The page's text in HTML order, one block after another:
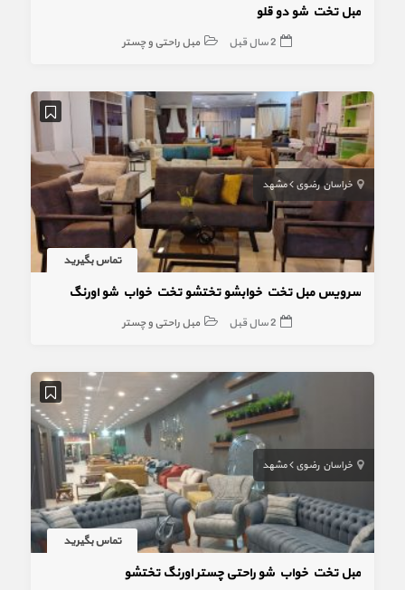
مبل تخت شو دو قلو
2 سال قبل مبل راحتی و چستر
خراسان رضوی مشهد
تماس بگیرید
سرویس مبل تخت خوابشو تختشو تخت خواب شو اورنگ
2 سال قبل مبل راحتی و چستر
خراسان رضوی مشهد
تماس بگیرید
مبل تخت خواب شو راحتی چستر اورنگ تختشو